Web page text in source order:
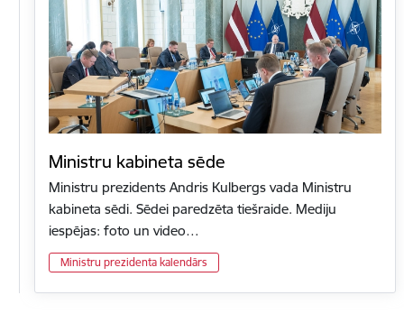
Ministru kabineta sēde
Ministru prezidents Andris Kulbergs vada Ministru
kabineta sēdi. Sēdei paredzēta tiešraide. Mediju
iespējas: foto un video…
Ministru prezidenta kalendārs